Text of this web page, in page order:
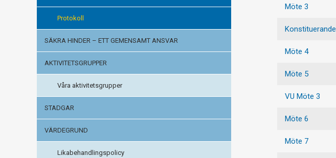
Protokoll
SÄKRA HINDER – ETT GEMENSAMT ANSVAR
AKTIVITETSGRUPPER
Våra aktivitetsgrupper
STADGAR
VÄRDEGRUND
Likabehandlingspolicy
Möte 3
Konstituerande
Möte 4
Möte 5
VU Möte 3
Möte 6
Möte 7